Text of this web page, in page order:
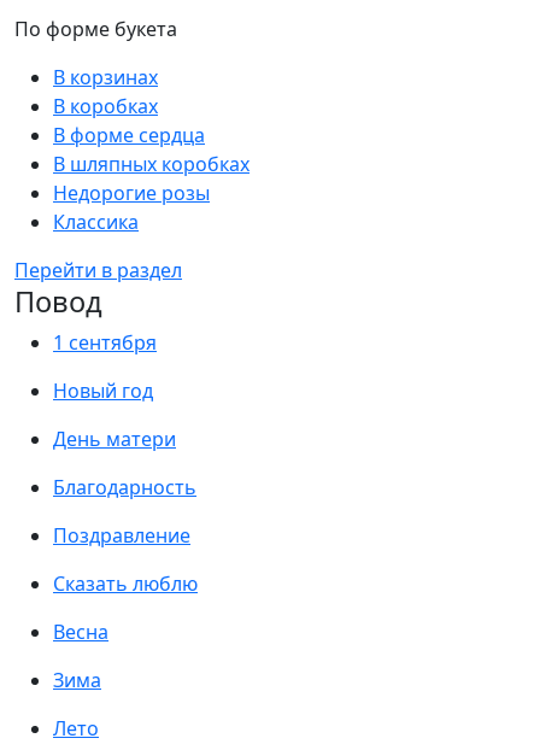
По форме букета
В корзинах
В коробках
В форме сердца
В шляпных коробках
Недорогие розы
Классика
Перейти в раздел
Повод
1 сентября
Новый год
День матери
Благодарность
Поздравление
Сказать люблю
Весна
Зима
Лето